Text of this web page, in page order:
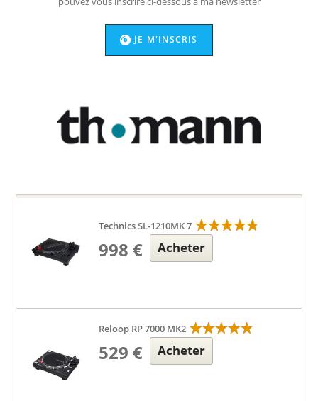
JE M'INSCRIS
Technics SL-1210MK 7
998 € Acheter
Reloop RP 7000 MK2
529 € Acheter